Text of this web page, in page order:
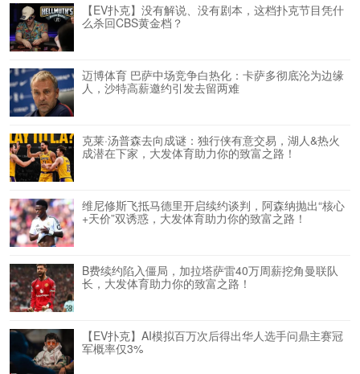
【EV扑克】没有解说、没有剧本，这档扑克节目凭什
么杀回CBS黄金档？
迈博体育 巴萨中场竞争白热化：卡萨多彻底沦为边缘
人，沙特高薪邀约引发去留两难
克莱·汤普森去向成谜：独行侠有意交易，湖人&热火
成潜在下家，大发体育助力你的致富之路！
维尼修斯飞抵马德里开启续约谈判，阿森纳抛出“核心
+天价”双诱惑，大发体育助力你的致富之路！
B费续约陷入僵局，加拉塔萨雷40万周薪挖角曼联队
长，大发体育助力你的致富之路！
【EV扑克】AI模拟百万次后得出华人选手问鼎主赛冠
军概率仅3%